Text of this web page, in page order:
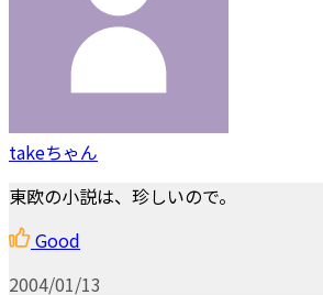
takeちゃん
東欧の小説は、珍しいので。
Good
2004/01/13